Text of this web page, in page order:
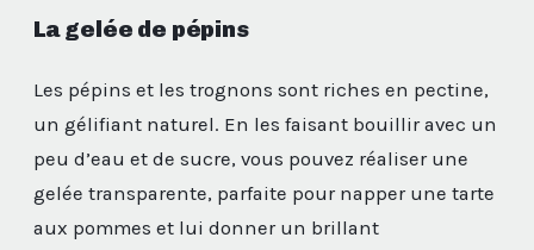
La gelée de pépins
Les pépins et les trognons sont riches en pectine,
un gélifiant naturel. En les faisant bouillir avec un
peu d’eau et de sucre, vous pouvez réaliser une
gelée transparente, parfaite pour napper une tarte
aux pommes et lui donner un brillant